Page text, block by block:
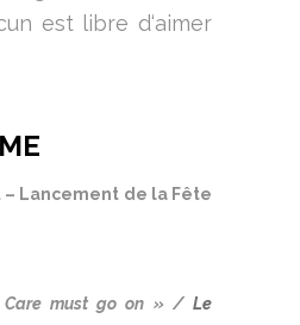
est libre d‘aimer
– Lancement de la Fête
Care must go on » / Le